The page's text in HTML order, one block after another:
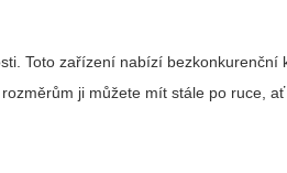
Toto zařízení nabízí bezkonkurenční
ji můžete mít stále po ruce, ať